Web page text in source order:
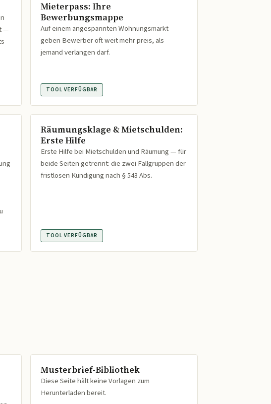
—
Mieterpass: Ihre
Bewerbungsmappe
Auf einem angespannten Wohnungsmarkt
geben Bewerber oft weit mehr preis, als
jemand verlangen darf.
TOOL VERFÜGBAR
Räumungsklage & Mietschulden:
Erste Hilfe
Erste Hilfe bei Mietschulden und Räumung — für
beide Seiten getrennt: die zwei Fallgruppen der
fristlosen Kündigung nach § 543 Abs.
TOOL VERFÜGBAR
Musterbrief-Bibliothek
Diese Seite hält keine Vorlagen zum
Herunterladen bereit.